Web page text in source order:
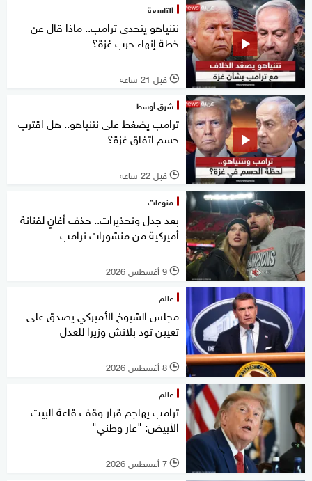
التاسعة
نتنياهو يتحدى ترامب.. ماذا قال عن
خطة إنهاء حرب غزة؟
l قبل 21 ساعة
شرق أوسط
ترامب يضغط على نتنياهو.. هل اقترب
حسم اتفاق غزة؟
l قبل 22 ساعة
منوعات
بعد جدل وتحذيرات.. حذف أغانٍ لفنانة
أميركية من منشورات ترامب
l 9 أغسطس 2026
عالم
مجلس الشيوخ الأميركي يصدق على
تعيين تود بلانش وزيرا للعدل
l 8 أغسطس 2026
عالم
ترامب يهاجم قرار وقف قاعة البيت
الأبيض: "عار وطني"
l 7 أغسطس 2026